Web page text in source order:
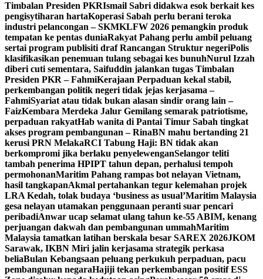
Timbalan Presiden PKRIsmail Sabri didakwa esok berkait kes
pengisytiharan hartaKoperasi Sabah perlu berani teroka
industri pelancongan – SKMKLFW 2026 pemangkin produk
tempatan ke pentas duniaRakyat Pahang perlu ambil peluang
sertai program publisiti draf Rancangan Struktur negeriPolis
klasifikasikan penemuan tulang sebagai kes bunuhNurul Izzah
diberi cuti sementara, Saifuddin jalankan tugas Timbalan
Presiden PKR – FahmiKerajaan Perpaduan kekal stabil,
perkembangan politik negeri tidak jejas kerjasama –
FahmiSyariat atau tidak bukan alasan sindir orang lain –
FaizKembara Merdeka Jalur Gemilang semarak patriotisme,
perpaduan rakyatHab wanita di Pantai Timur Sabah tingkat
akses program pembangunan – RinaBN mahu bertanding 21
kerusi PRN MelakaRCI Tabung Haji: BN tidak akan
berkompromi jika berlaku penyelewenganSelangor teliti
tambah penerima HPIPT tahun depan, perhalusi tempoh
permohonanMaritim Pahang rampas bot nelayan Vietnam,
hasil tangkapanAkmal pertahankan tegur kelemahan projek
LRA Kedah, tolak budaya ‘business as usual’Maritim Malaysia
gesa nelayan utamakan penggunaan peranti suar pencari
peribadiAnwar ucap selamat ulang tahun ke-55 ABIM, kenang
perjuangan dakwah dan pembangunan ummahMaritim
Malaysia tamatkan latihan berskala besar SAREX 2026JKOM
Sarawak, IKBN Miri jalin kerjasama strategik perkasa
beliaBulan Kebangsaan peluang perkukuh perpaduan, pacu
pembangunan negaraHajiji tekan perkembangan positif ESS